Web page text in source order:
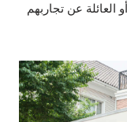
العائلة عن تجاربهم